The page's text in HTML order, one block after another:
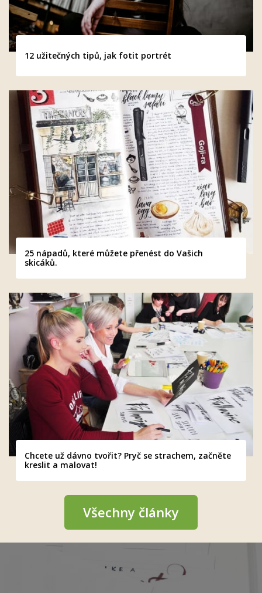
12 užitečných tipů, jak fotit portrét
25 nápadů, které můžete přenést do Vašich
skicáků.
Chcete už dávno tvořit? Pryč se strachem, začněte
kreslit a malovat!
Všechny články